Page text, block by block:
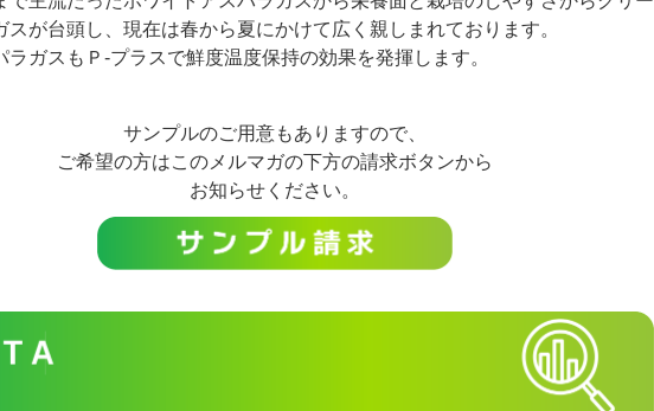
スが台頭し、現在は春から夏にかけて広く親しまれております。
ラガスもＰ-プラスで鮮度温度保持の効果を発揮します。
サンプルのご用意もありますので、
ご希望の方はこのメルマガの下方の請求ボタンから
お知らせください。